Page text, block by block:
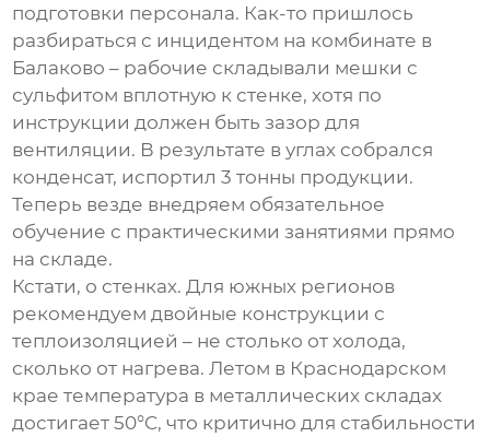
подготовки персонала. Как-то пришлось
разбираться с инцидентом на комбинате в
Балаково – рабочие складывали мешки с
сульфитом вплотную к стенке, хотя по
инструкции должен быть зазор для
вентиляции. В результате в углах собрался
конденсат, испортил 3 тонны продукции.
Теперь везде внедряем обязательное
обучение с практическими занятиями прямо
на складе.
Кстати, о стенках. Для южных регионов
рекомендуем двойные конструкции с
теплоизоляцией – не столько от холода,
сколько от нагрева. Летом в Краснодарском
крае температура в металлических складах
достигает 50°C, что критично для стабильности